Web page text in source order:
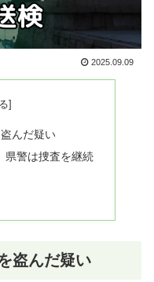
2025.09.09
んだ疑い
県警は捜査を継続
盗んだ疑い